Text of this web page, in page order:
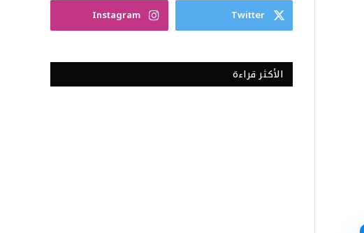
Twitter
Instagram
الأكثر قراءة